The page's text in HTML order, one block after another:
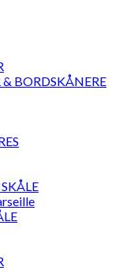
BORDSKÅNERE